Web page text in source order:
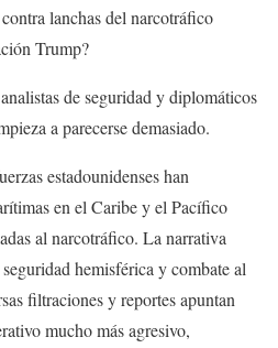
lanchas del narcotráfico
Trump?
de seguridad y diplomáticos
a parecerse demasiado.
estadounidenses han
en el Caribe y el Pacífico
al narcotráfico. La narrativa
hemisférica y combate al
filtraciones y reportes apuntan
mucho más agresivo,